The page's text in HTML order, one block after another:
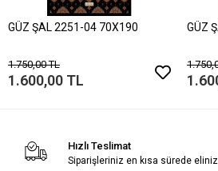
GÜZ ŞAL 2251-04 70X190
1.750,00 TL
1.600,00 TL
GÜZ
Hızlı Teslimat
Siparişleriniz en kısa sürede